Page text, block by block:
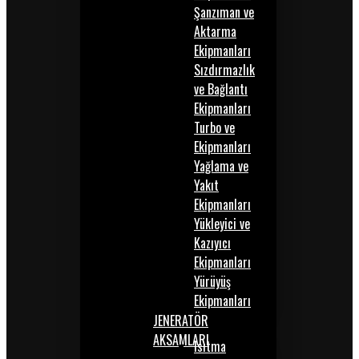
Şanzıman ve
Aktarma
Ekipmanları
Sızdırmazlık
ve Bağlantı
Ekipmanları
Turbo ve
Ekipmanları
Yağlama ve
Yakıt
Ekipmanları
Yükleyici ve
Kazıyıcı
Ekipmanları
Yürüyüş
Ekipmanları
JENERATÖR
AKSAMLARIIsıtma